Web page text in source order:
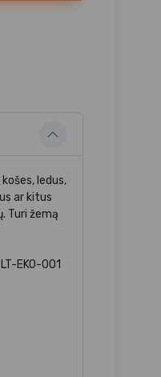
ledus,
ar kitus
Turi žemą
EKO-001